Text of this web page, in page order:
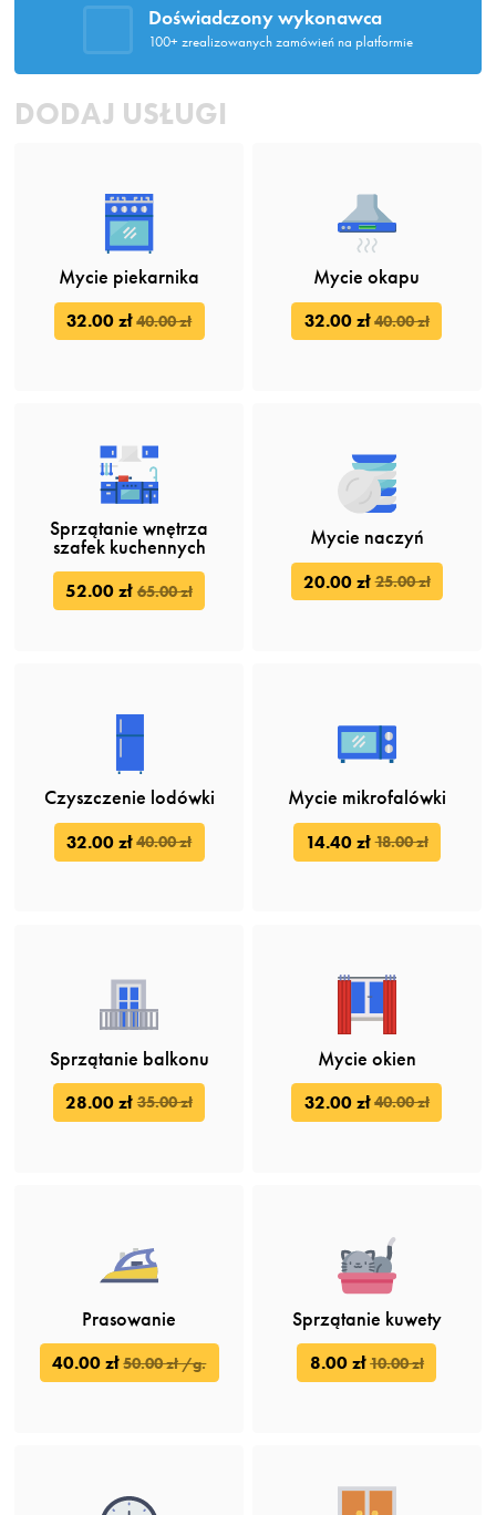
Doświadczony wykonawca
100+ zrealizowanych zamówień na platformie
DODAJ USŁUGI
Mycie piekarnika
32.00 zł 40.00 zł
Mycie okapu
32.00 zł 40.00 zł
Sprzątanie wnętrza
szafek kuchennych
52.00 zł 65.00 zł
Mycie naczyń
20.00 zł 25.00 zł
Czyszczenie lodówki
32.00 zł 40.00 zł
Mycie mikrofalówki
14.40 zł 18.00 zł
Sprzątanie balkonu
28.00 zł 35.00 zł
Mycie okien
32.00 zł 40.00 zł
Prasowanie
40.00 zł 50.00 zł /g.
Sprzątanie kuwety
8.00 zł 10.00 zł